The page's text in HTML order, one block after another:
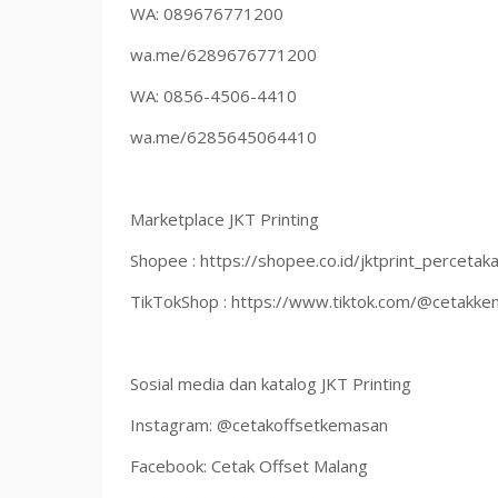
WA: 089676771200
wa.me/6289676771200
WA: 0856-4506-4410
wa.me/6285645064410
Marketplace JKT Printing
Shopee : https://shopee.co.id/
TikTokShop : https://www.tiktok.com/
Sosial media dan katalog JKT Printing
Instagram: @cetakoffsetkemasan
Facebook: Cetak Offset Malang